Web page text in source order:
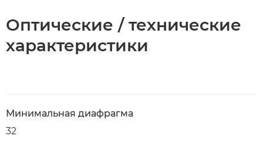
Оптические / технические
характеристики
Минимальная диафрагма
32